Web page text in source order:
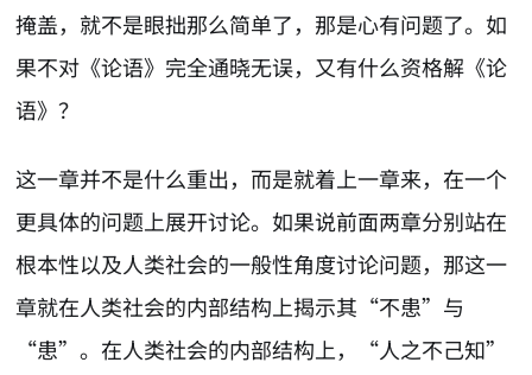
掩盖，就不是眼拙那么简单了，那是心有问题了。如
果不对《论语》完全通晓无误，又有什么资格解《论
语》？
这一章并不是什么重出，而是就着上一章来，在一个
更具体的问题上展开讨论。如果说前面两章分别站在
根本性以及人类社会的一般性角度讨论问题，那这一
章就在人类社会的内部结构上揭示其“不患”与
“患”。在人类社会的内部结构上，“人之不己知”